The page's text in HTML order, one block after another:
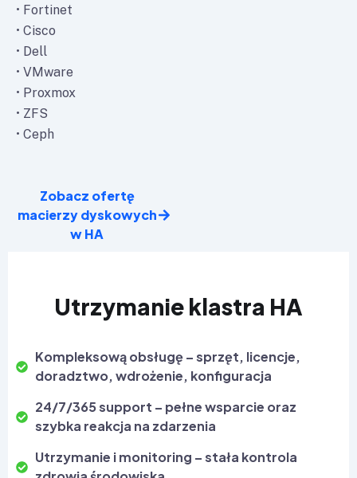
• Fortinet
• Cisco
• Dell
• VMware
• Proxmox
• ZFS
• Ceph
Zobacz ofertę
macierzy dyskowych
w HA
Utrzymanie klastra HA
Kompleksową obsługę – sprzęt, licencje,
doradztwo, wdrożenie, konfiguracja
24/7/365 support – pełne wsparcie oraz
szybka reakcja na zdarzenia
Utrzymanie i monitoring – stała kontrola